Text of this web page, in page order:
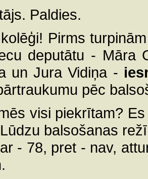
Paldies.
Pirms
deputātu - Māra
un Jura Vidiņa -
pēc
visi piekrītam?
balsošanas
- 78, pret - nav,